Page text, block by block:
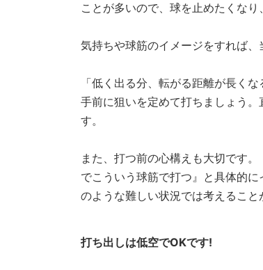
ことが多いので、球を止めたくな
気持ちや球筋のイメージをすれば、
「低く出る分、転がる距離が長く
手前に狙いを定めて打ちましょう
す。
また、打つ前の心構えも大切です
でこういう球筋で打つ』と具体的
のような難しい状況では考えること
打ち出しは低空でOKです!